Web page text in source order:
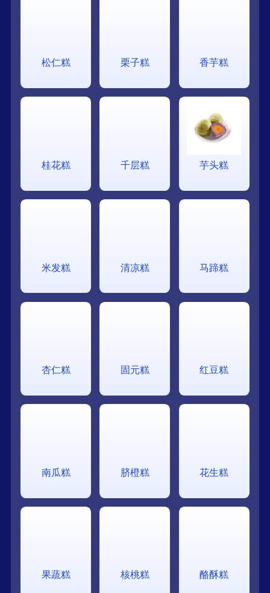
松仁糕 栗子糕 香芋糕
桂花糕 千层糕 芋头糕
米发糕 清凉糕 马蹄糕
杏仁糕 固元糕 红豆糕
南瓜糕 脐橙糕 花生糕
果蔬糕 核桃糕 酪酥糕